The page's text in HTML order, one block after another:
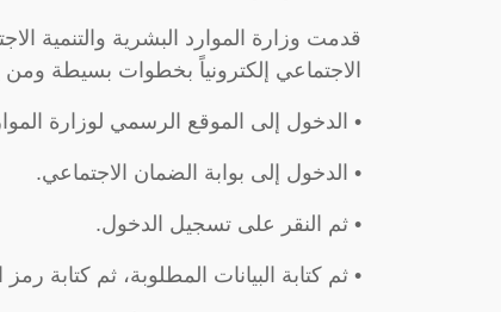
قدمت وزارة الموارد البشرية والتنمية
الاجتماعي إلكترونياً بخطوات بسيطة ومن
• الدخول إلى الموقع الرسمي لوزارة
• الدخول إلى بوابة الضمان الاجتماعي.
• ثم النقر على تسجيل الدخول.
• ثم كتابة البيانات المطلوبة، ثم كتابة